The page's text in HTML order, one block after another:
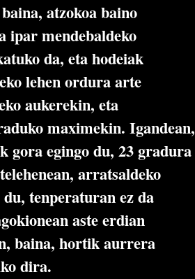
atzokoa baino
ipar mendebaldeko
da, eta hodeiak
lehen ordura arte
aukerekin, eta
maximekin. Igandean,
gora egingo du, 23 gradura
arratsaldeko
tenperaturan ez da
aste erdian
baina, hortik aurrera
dira.